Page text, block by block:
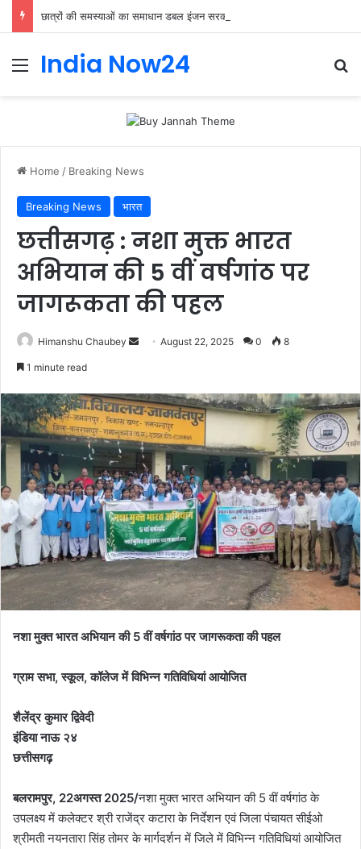
India Now24
Home / Breaking News
Breaking News भारत
छत्तीसगढ़ : नशा मुक्त भारत
अभियान की 5 वीं वर्षगांठ पर
जागरूकता की पहल
Himanshu Chaubey August 22, 2025 0 8
1 minute read
नशा मुक्त भारत अभियान की 5 वीं वर्षगांठ पर जागरूकता की पहल
ग्राम सभा, स्कूल, कॉलेज में विभिन्न गतिविधियां आयोजित
शैलेंद्र कुमार द्विवेदी
इंडिया नाऊ २४
छत्तीसगढ़
बलरामपुर, 22अगस्त 2025/नशा मुक्त भारत अभियान की 5 वीं वर्षगांठ के
उपलक्ष्य में कलेक्टर श्री राजेंद्र कटारा के निर्देशन एवं जिला पंचायत सीईओ
श्रीमती नयनतारा सिंह तोमर के मार्गदर्शन में जिले में विभिन्न गतिविधियां आयोजित